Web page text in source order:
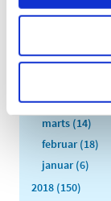
august (10)
juni (12)
april (9)
marts (14)
februar (18)
januar (6)
2018 (150)